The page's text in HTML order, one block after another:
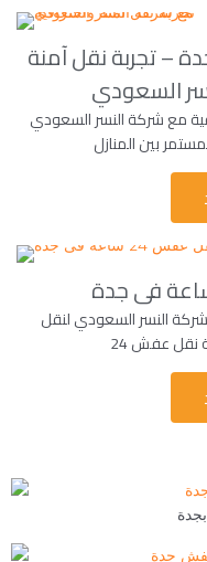
تجربة نقل آمنة
السعودي
مع شركة النسر السعودي
مع شركة النسر السعودي لنقل